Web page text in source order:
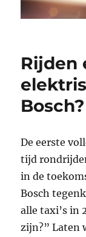
Rijden
Bosch?
De eerste
tijd
in de
Bosch
alle taxi’s in
zijn?” Laten